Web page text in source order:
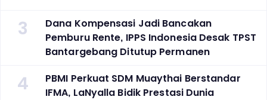
3
Dana Kompensasi Jadi Bancakan
Pemburu Rente, IPPS Indonesia Desak TPST
Bantargebang Ditutup Permanen
4
PBMI Perkuat SDM Muaythai Berstandar
IFMA, LaNyalla Bidik Prestasi Dunia